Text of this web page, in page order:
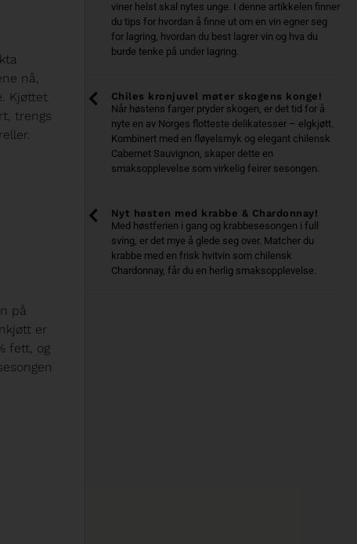
nå,
Kjøttet
trengs
på
er
fett, og
viner helst skal nytes unge. I denne artikkelen finner
du tips for hvordan å finne ut om en vin egner seg
for lagring, hvordan du best lagrer vin og hva du
burde tenke på under lagring.
Chiles kronjuvel møter skogens konge!
Når høstens farger pryder skogen, er det tid for å
nyte en av Norges flotteste delikatesser – elgkjøtt.
Kombinert med en fløyelsmyk og elegant chilensk
Cabernet Sauvignon, skaper dette en
smaksopplevelse som virkelig feirer sesongen.
Nyt høsten med krabbe & Chardonnay!
Med høstferien i gang og krabbesesongen i full
sving, er det mye å glede seg over. Matcher du
krabbe med en frisk hvitvin som chilensk
Chardonnay, får du en herlig smaksopplevelse.